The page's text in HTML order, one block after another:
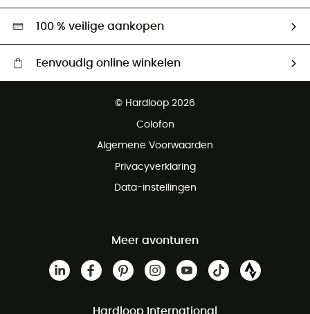
Hardgreen
100 % veilige aankopen
Eenvoudig online winkelen
Gratis retourneren binnen 100 dagen
© Hardloop 2026
Colofon
Algemene Voorwaarden
Privacyverklaring
Data-instellingen
Meer avonturen
Hardloop International